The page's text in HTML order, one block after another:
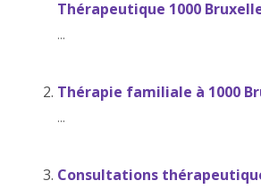
Thérapeutique 1000
...
Thérapie familiale à 1000
...
Consultations